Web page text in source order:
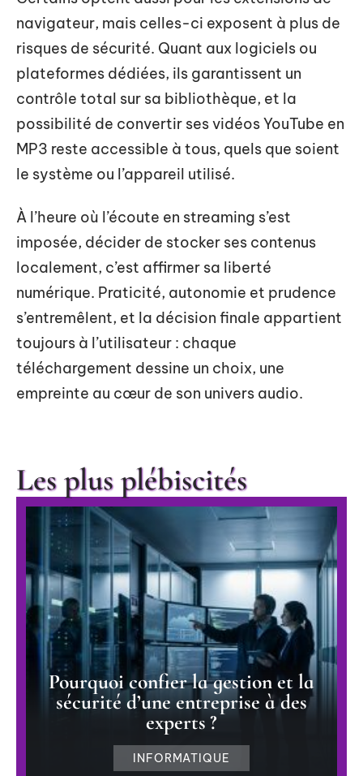
navigateur, mais celles-ci exposent à plus de
risques de sécurité. Quant aux logiciels ou
plateformes dédiées, ils garantissent un
contrôle total sur sa bibliothèque, et la
possibilité de convertir ses vidéos YouTube en
MP3 reste accessible à tous, quels que soient
le système ou l’appareil utilisé.
À l’heure où l’écoute en streaming s’est
imposée, décider de stocker ses contenus
localement, c’est affirmer sa liberté
numérique. Praticité, autonomie et prudence
s’entremêlent, et la décision finale appartient
toujours à l’utilisateur : chaque
téléchargement dessine un choix, une
empreinte au cœur de son univers audio.
Les plus plébiscités
Pourquoi confier la gestion et la
sécurité d’une entreprise à des
experts ?
INFORMATIQUE